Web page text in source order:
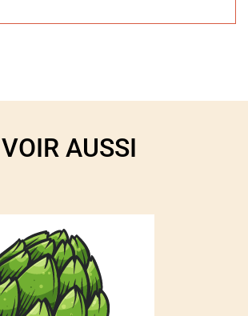
VOIR AUSSI